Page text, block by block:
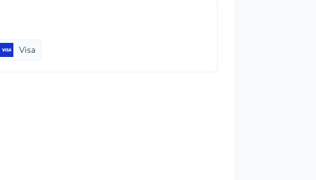
Visa